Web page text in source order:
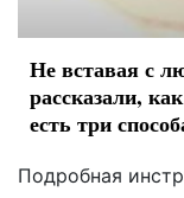
Не вставая с
рассказали,
есть три
Подробная